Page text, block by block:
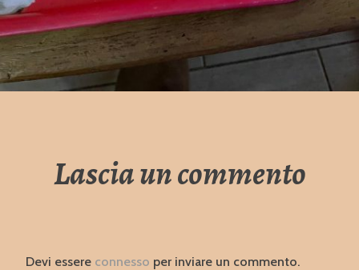
Lascia un commento
Devi essere connesso per inviare un commento.